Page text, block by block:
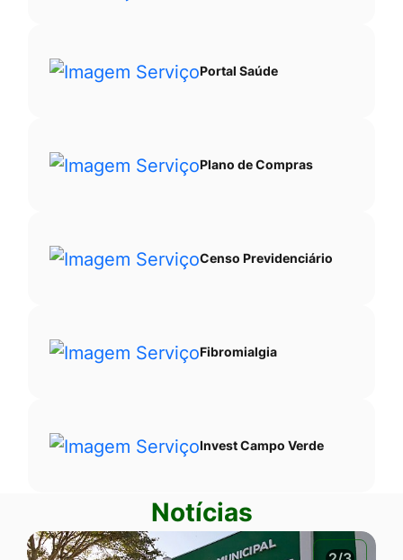
Portal Saúde
Plano de Compras
Censo Previdenciário
Fibromialgia
Invest Campo Verde
Notícias